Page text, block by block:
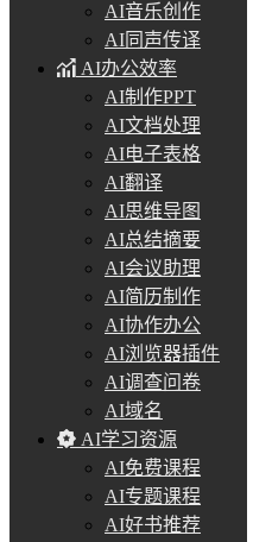
AI音乐创作
AI同声传译
AI办公效率
AI制作PPT
AI文档处理
AI电子表格
AI翻译
AI思维导图
AI总结摘要
AI会议助理
AI简历制作
AI协作办公
AI浏览器插件
AI调查问卷
AI域名
AI学习资源
AI免费课程
AI专题课程
AI好书推荐